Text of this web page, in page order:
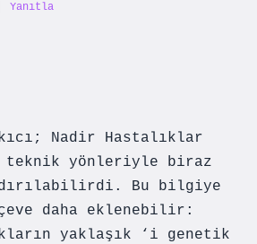
Yanıtla
Nadir Hastalıklar
teknik yönleriyle biraz
Bu bilgiye
daha eklenebilir:
yaklaşık ‘i genetik